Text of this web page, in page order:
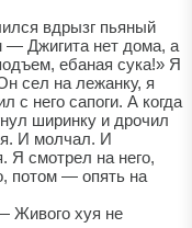
вдрызг пьяный
— Джигита нет дома, а
ебаная сука!» Я
сел на лежанку, я
с него сапоги. А когда
ширинку и дрочил
И молчал. И
смотрел на него,
потом — опять на
Живого хуя не